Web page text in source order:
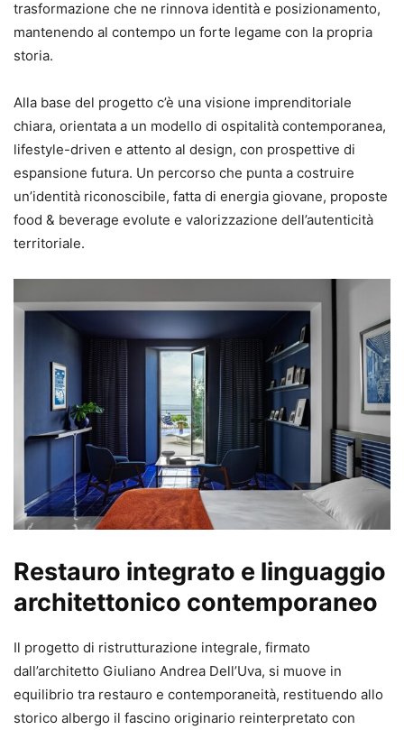
trasformazione che ne rinnova identità e posizionamento,
mantenendo al contempo un forte legame con la propria
storia.
Alla base del progetto c’è una visione imprenditoriale
chiara, orientata a un modello di ospitalità contemporanea,
lifestyle-driven e attento al design, con prospettive di
espansione futura. Un percorso che punta a costruire
un’identità riconoscibile, fatta di energia giovane, proposte
food & beverage evolute e valorizzazione dell’autenticità
territoriale.
Restauro integrato e linguaggio
architettonico contemporaneo
Il progetto di ristrutturazione integrale, firmato
dall’architetto Giuliano Andrea Dell’Uva, si muove in
equilibrio tra restauro e contemporaneità, restituendo allo
storico albergo il fascino originario reinterpretato con